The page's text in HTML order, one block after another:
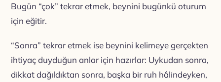
Bugün “çok” tekrar etmek, beynini bugünkü oturum
için eğitir.
“Sonra” tekrar etmek ise beynini kelimeye gerçekten
ihtiyaç duyduğun anlar için hazırlar: Uykudan sonra,
dikkat dağıldıktan sonra, başka bir ruh hâlindeyken,